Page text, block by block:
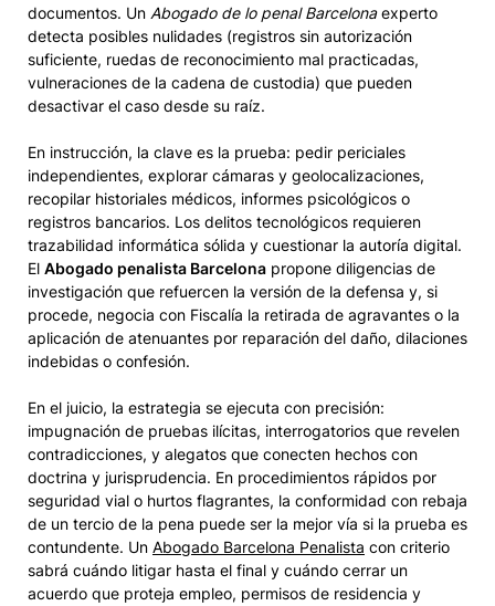
documentos. Un Abogado de lo penal Barcelonaexperto
detecta posibles nulidades (registros sin autorización
suficiente, ruedas de reconocimiento mal practicadas,
vulneraciones de la cadena de custodia) que pueden
desactivar el caso desde su raíz.
En instrucción, la clave es la prueba: pedir periciales
independientes, explorar cámaras y geolocalizaciones,
recopilar historiales médicos, informes psicológicos o
registros bancarios. Los delitos tecnológicos requieren
trazabilidad informática sólida y cuestionar la autoría digital.
El Abogado penalista Barcelona propone diligencias de
investigación que refuercen la versión de la defensa y, si
procede, negocia con Fiscalía la retirada de agravantes o la
aplicación de atenuantes por reparación del daño, dilaciones
indebidas o confesión.
En el juicio, la estrategia se ejecuta con precisión:
impugnación de pruebas ilícitas, interrogatorios que revelen
contradicciones, y alegatos que conecten hechos con
doctrina y jurisprudencia. En procedimientos rápidos por
seguridad vial o hurtos flagrantes, la conformidad con rebaja
de un tercio de la pena puede ser la mejor vía si la prueba es
contundente. Un Abogado Barcelona Penalista con criterio
sabrá cuándo litigar hasta el final y cuándo cerrar un
acuerdo que proteja empleo, permisos de residencia y